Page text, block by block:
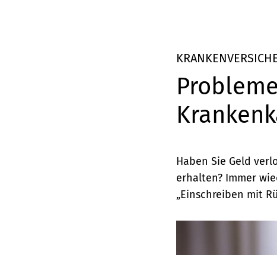
Haben Sie Geld
erhalten? Immer
„Einschreiben mit